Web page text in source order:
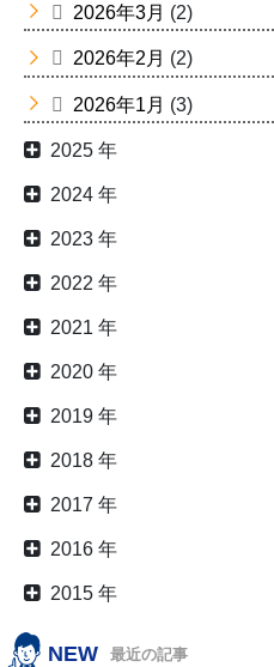
2026年3月 (2)
2026年2月 (2)
2026年1月 (3)
2025 年
2024 年
2023 年
2022 年
2021 年
2020 年
2019 年
2018 年
2017 年
2016 年
2015 年
NEW 最近の記事